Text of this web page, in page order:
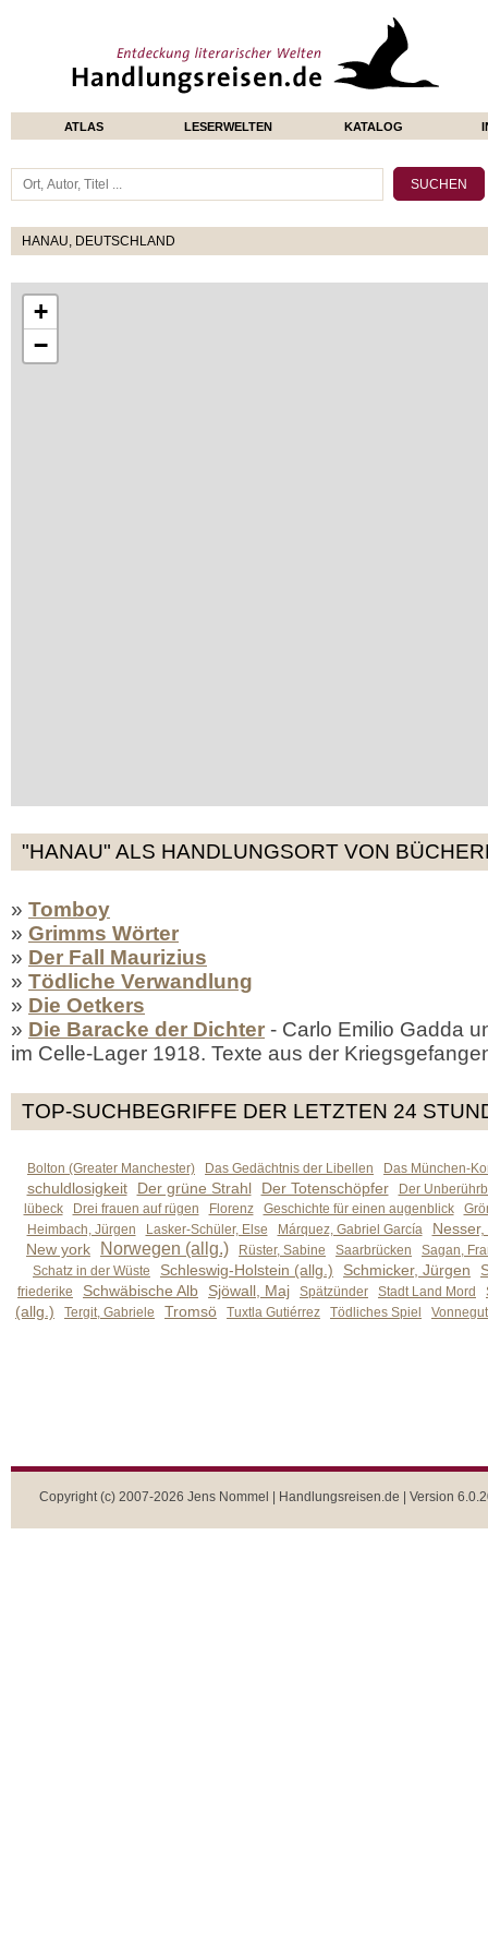
ATLAS LESERWELTEN KATALOG
HANAU, DEUTSCHLAND
+
−
"HANAU" ALS HANDLUNGSORT VON
» Tomboy
» Grimms Wörter
» Der Fall Maurizius
» Tödliche Verwandlung
» Die Oetkers
» Die Baracke der Dichter - Carlo Emilio Gadda
im Celle-Lager 1918. Texte aus der
TOP-SUCHBEGRIFFE DER LETZTEN 24
Bolton (Greater Manchester) Das Gedächtnis der Libellen Das München-
schuldlosigkeit Der grüne Strahl Der Totenschöpfer
Der
lübeck
Drei frauen auf rügen Florenz Geschichte für einen augenblick
Heimbach, Jürgen
Lasker-Schüler, Else Márquez, Gabriel García
New york
Norwegen (allg.) Rüster, Sabine Saarbrücken
Sagan,
Schatz in der Wüste
Schleswig-Holstein (allg.) Schmicker, Jürgen
friederike Schwäbische Alb Sjöwall, Maj Spätzünder Stadt Land Mord
(allg.) Tergit, Gabriele Tromsö Tuxtla Gutiérrez Tödliches Spiel
Copyright (c) 2007-2026 Jens Nommel | Handlungsreisen.de | Version